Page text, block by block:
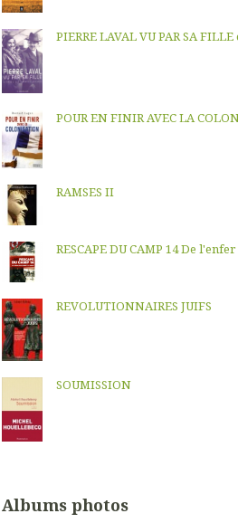
PIERRE LAVAL VU PAR SA
POUR EN FINIR AVEC LA
RAMSES II
RESCAPE DU CAMP 14 De
REVOLUTIONNAIRES JUIFS
SOUMISSION
Albums photos